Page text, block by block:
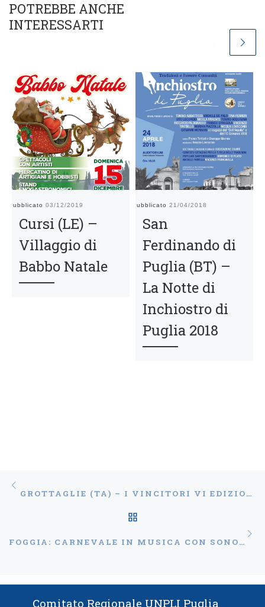
POTREBBE ANCHE
INTERESSARTI
Pubblicato 03/12/2019
Cursi (LE) –
Villaggio di
Babbo Natale
Pubblicato 21/04/2018
San
Ferdinando di
Puglia (BT) –
La Notte di
Inchiostro di
Puglia 2018
Navigazione articoli
Articolo precedente GROTTAGLIE (TA) – I VINCITORI VI EDIZIONE UNO SCATTO PER SAN CIRO E UN DISEGNO PER SAN CIRO 2019
FOGGIA: CARNEVALE IN MUSICA CON SONOHRA E NICOLAS DE SOUZA
Comitato Regionale UNPLI Puglia